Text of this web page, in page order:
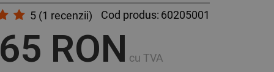
5 (1 recenzii) Cod produs: 60205001
RON cu TVA